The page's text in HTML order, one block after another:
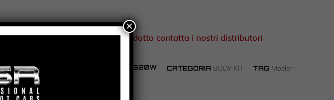
Per l'acquisto del prodotto contatta i nostri distributori
COD1320B/1320O/1320R/1320Y/1320W CATEGORIA BODY KIT TAG Mosler
×